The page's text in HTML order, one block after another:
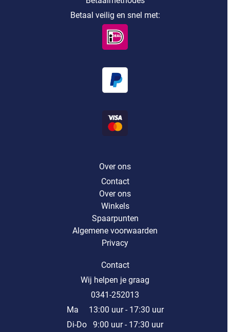
Betaal veilig en snel met:
Over ons
Contact
Over ons
Winkels
Spaarpunten
Algemene voorwaarden
Privacy
Contact
Wij helpen je graag
0341-252013
Ma 13:00 uur - 17:30 uur
Di-Do 9:00 uur - 17:30 uur